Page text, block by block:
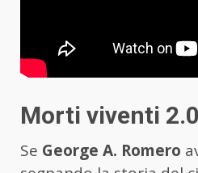
Morti viventi 2.0
Se George A. Romero